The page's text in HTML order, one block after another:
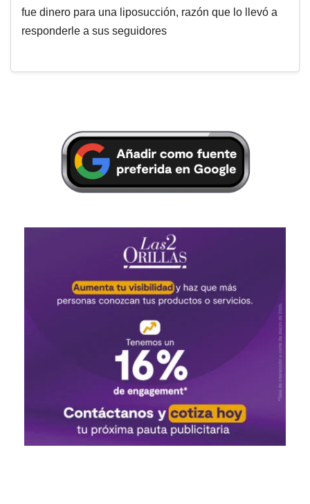
fue dinero para una liposucción, razón que lo llevó a
responderle a sus seguidores